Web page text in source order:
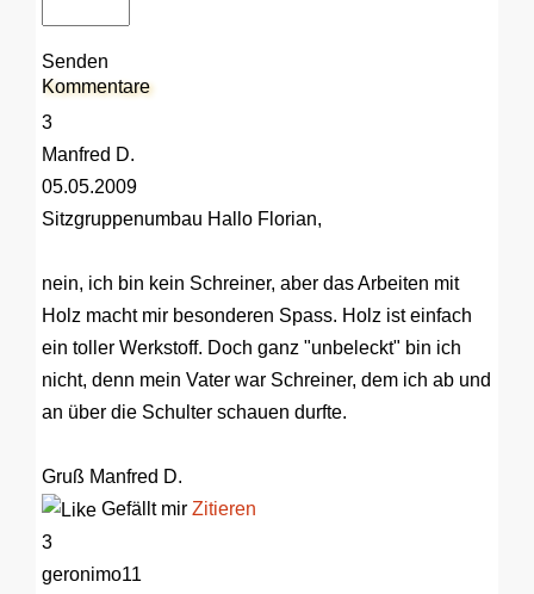
Senden
Kommentare
3
Manfred D.
05.05.2009
Sitzgruppenumbau Hallo Florian,
nein, ich bin kein Schreiner, aber das Arbeiten mit
Holz macht mir besonderen Spass. Holz ist einfach
ein toller Werkstoff. Doch ganz "unbeleckt" bin ich
nicht, denn mein Vater war Schreiner, dem ich ab und
an über die Schulter schauen durfte.
Gruß Manfred D.
Gefällt mir Zitieren
3
geronimo11